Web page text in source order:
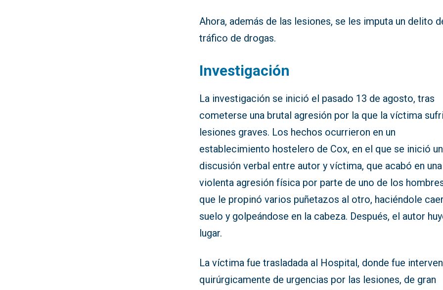
Ahora, además de las lesiones, se les imputa un delito
tráfico de drogas.
Investigación
La investigación se inició el pasado 13 de agosto, tras
cometerse una brutal agresión por la que la víctima
lesiones graves. Los hechos ocurrieron en un
establecimiento hostelero de Cox, en el que se inició
discusión verbal entre autor y víctima, que acabó en una
violenta agresión física por parte de uno de los
que le propinó varios puñetazos al otro, haciéndole
suelo y golpeándose en la cabeza. Después, el autor
lugar.
La víctima fue trasladada al Hospital, donde fue
quirúrgicamente de urgencias por las lesiones, de gran